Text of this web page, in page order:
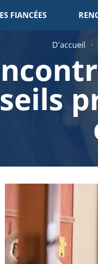
FIANCÉES
D'accueil